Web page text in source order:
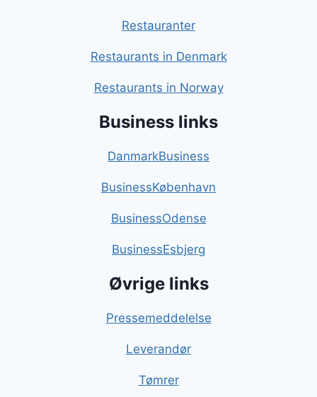
Restauranter
Restaurants in Denmark
Restaurants in Norway
Business links
DanmarkBusiness
BusinessKøbenhavn
BusinessOdense
BusinessEsbjerg
Øvrige links
Pressemeddelelse
Leverandør
Tømrer